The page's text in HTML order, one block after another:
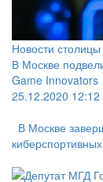
Новости столицы
В Москве
Game Innovators
25.12.2020 12:12
В Москве